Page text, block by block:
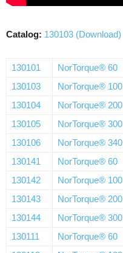
Catalog: 130103 (Download)
130101 NorTorque® 60
130103
NorTorque® 100
130104
NorTorque® 200
130105
NorTorque® 300
130106
NorTorque® 340
130141
NorTorque® 60
130142
NorTorque® 100
130143
NorTorque® 200
130144
NorTorque® 300
130111
NorTorque® 60